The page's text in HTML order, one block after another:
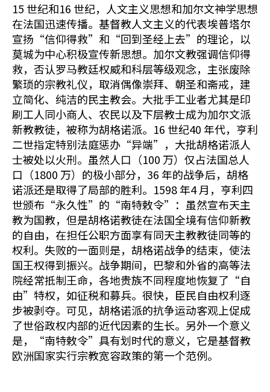
15 世纪和16 世纪，人文主义思想和加尔文神学思想
在法国迅速传播。基督教人文主义的代表埃普塔尔
宣扬“信仰得救”和“回到圣经上去”的理论，以
莫城为中心积极宣传新思想。加尔文教强调信仰得
救，否认罗马教廷权威和科层等级观念，主张废除
繁琐的宗教礼仪，取消偶像崇拜、朝圣和斋戒，建
立简化、纯洁的民主教会。大批手工业者尤其是印
刷工人同小商人、农民以及下层教士成为加尔文派
新教教徒，被称为胡格诺派。16 世纪40 年代，亨利
二世指定特别法庭惩办“异端”，大批胡格诺派人
士被处以火刑。虽然人口（100 万）仅占法国总人
口（1800 万）的极小部分，36 年的战争后，胡格
诺派还是取得了局部的胜利。1598 年4 月，亨利四
世颁布“永久性”的“南特敕令”：虽然宣布天主
教为国教，但是胡格诺教徒在法国全境有信仰新教
的自由，在担任公职方面享有同天主教教徒同等的
权利。失败的一面则是，胡格诺战争的结束，使法
国王权得到振兴。战争期间，巴黎和外省的高等法
院经常抵制王命，各地贵族不同程度地恢复了“自
由”特权，如征税和募兵。很快，臣民自由权利逐
步被剥夺。可见，胡格诺派的抗争运动客观上促成
了世俗政权内部的近代因素的生长。另外一个意义
是，“南特敕令”具有划时代的意义，它是基督教
欧洲国家实行宗教宽容政策的第一个范例。